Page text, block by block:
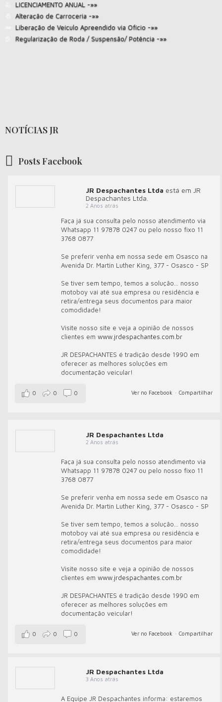
LICENCIAMENTO ANUAL -»»
Alteração de Carroceria -»»
Liberação de Veículo Apreendido via Ofício -»»
Regularização de Roda / Suspensão/ Potência -»»
NOTÍCIAS JR
Posts Facebook
JR Despachantes Ltda está em JR
Despachantes Ltda.
2 Anos atrás
Faça já sua consulta pelo nosso atendimento via
Whatsapp 11 97878 0247 ou pelo nosso fixo 11
3768 0877
Se preferir venha em nossa sede em Osasco na
Avenida Dr. Martin Luther King, 377 - Osasco - SP
Se tiver sem tempo, temos a solução... nosso
motoboy vai até sua empresa ou residência e
retira/entrega seus documentos para maior
comodidade!
Visite nosso site e veja a opinião de nossos
clientes em www.jrdespachantes.com.br
JR DESPACHANTES é tradição desde 1990 em
oferecer as melhores soluções em
documentação veicular!
Ver no Facebook · Compartilhar
0 0 0
JR Despachantes Ltda
2 Anos atrás
Faça já sua consulta pelo nosso atendimento via
Whatsapp 11 97878 0247 ou pelo nosso fixo 11
3768 0877
Se preferir venha em nossa sede em Osasco na
Avenida Dr. Martin Luther King, 377 - Osasco - SP
Se tiver sem tempo, temos a solução... nosso
motoboy vai até sua empresa ou residência e
retira/entrega seus documentos para maior
comodidade!
Visite nosso site e veja a opinião de nossos
clientes em www.jrdespachantes.com.br
JR DESPACHANTES é tradição desde 1990 em
oferecer as melhores soluções em
documentação veicular!
Ver no Facebook · Compartilhar
0 0 0
JR Despachantes Ltda
3 Anos atrás
A Equipe JR Despachantes informa: estaremos